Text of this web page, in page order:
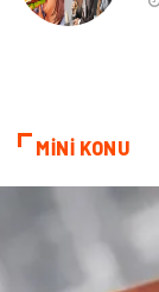
MİNİ KONU